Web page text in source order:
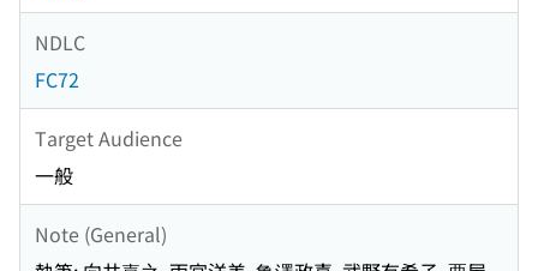
NDLC
FC72
Target Audience
一般
Note (General)